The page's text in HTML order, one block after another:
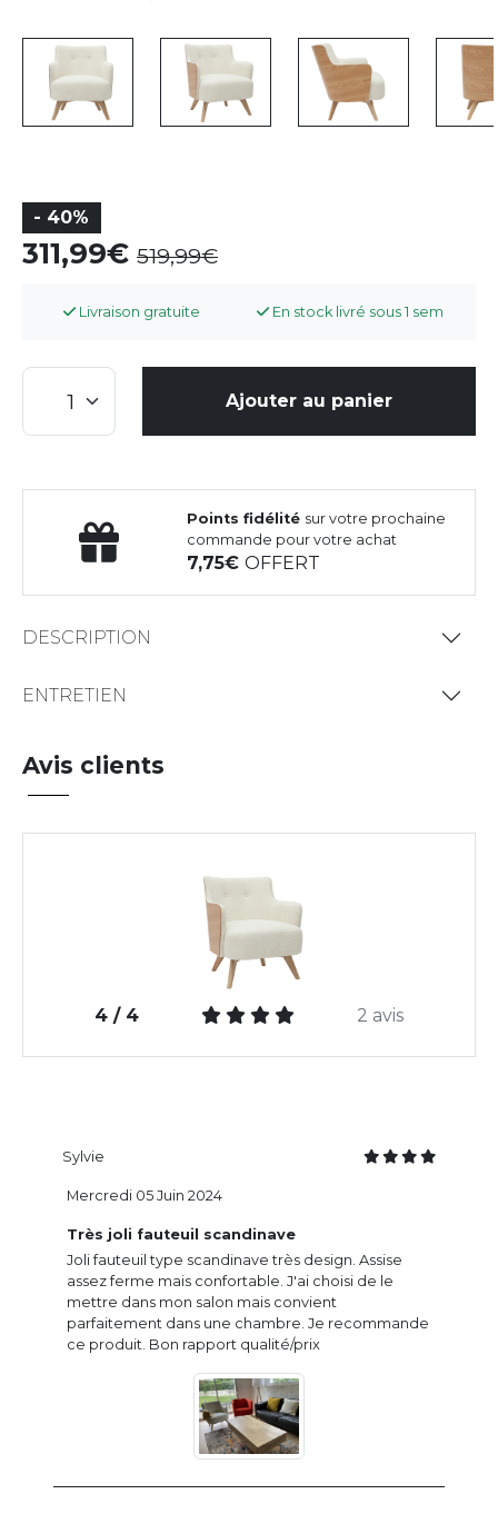
- 40%
311,99 519,99
Livraison gratuite En stock livré sous 1 sem
Ajouter au panier
Points fidélité sur votre prochaine
commande pour votre achat
7,75OFFERT
DESCRIPTION
ENTRETIEN
Avis clients
4 / 4 2 avis
Sylvie
Très joli fauteuil scandinave
Joli fauteuil type scandinave très design. Assise
assez ferme mais confortable. J'ai choisi de le
mettre dans mon salon mais convient
parfaitement dans une chambre. Je recommande
ce produit. Bon rapport qualité/prix
Mercredi 05 Juin 2024